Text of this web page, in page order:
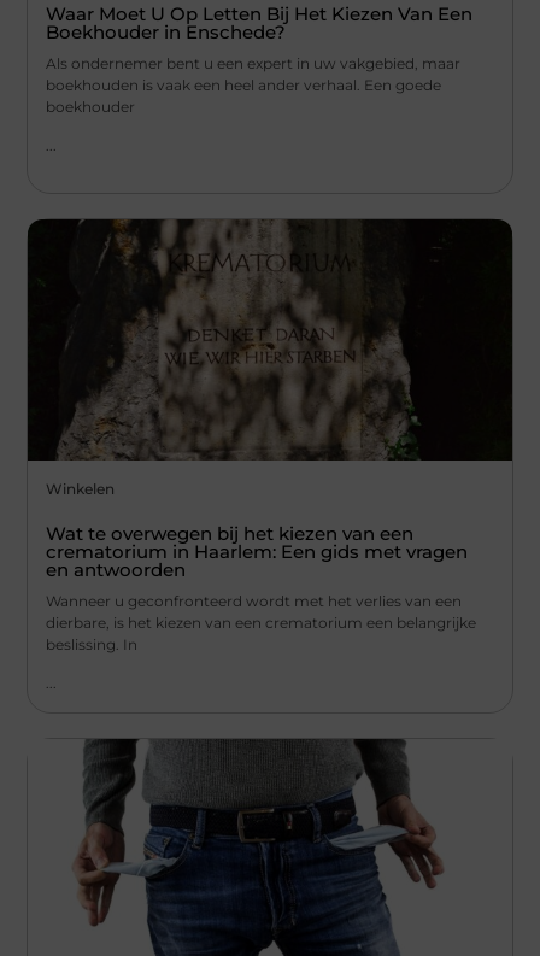
Waar Moet U Op Letten Bij Het Kiezen Van Een
Boekhouder in Enschede?
Als ondernemer bent u een expert in uw vakgebied, maar
boekhouden is vaak een heel ander verhaal. Een goede
boekhouder
...
Winkelen
Wat te overwegen bij het kiezen van een
crematorium in Haarlem: Een gids met vragen
en antwoorden
Wanneer u geconfronteerd wordt met het verlies van een
dierbare, is het kiezen van een crematorium een belangrijke
beslissing. In
...